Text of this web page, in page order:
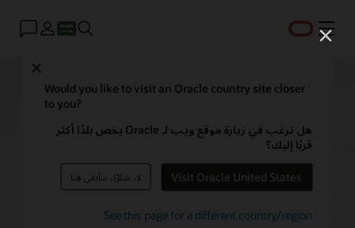
القائمة
Would you like to visit an Oracle country site closer
to you?
هل ترغب في زيارة موقع ويب لـ Oracle يخص بلدًا أكثر
قربًا إليك؟
Visit Oracle United States لا، شكرًا، سأبقى هنا
See this page for a different country/region
Oracle Database
Service لـ Azure